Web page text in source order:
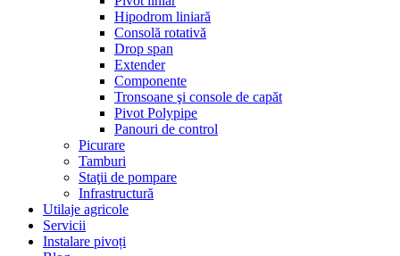
Hipodrom liniară
Consolă rotativă
Drop span
Extender
Componente
Tronsoane şi console de capăt
Pivot Polypipe
Panouri de control
Picurare
Tamburi
Staţii de pompare
Infrastructură
Utilaje agricole
Servicii
Instalare pivoți